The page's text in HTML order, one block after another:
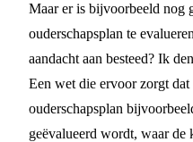
Maar er is bijvoorbeeld nog
ouderschapsplan te
aandacht aan besteed? Ik
Een wet die ervoor zorgt dat
ouderschapsplan
geëvalueerd wordt, waar